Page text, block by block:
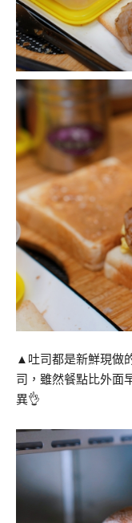
▲吐司都是新鮮現做
司，雖然餐點比外面
異👌